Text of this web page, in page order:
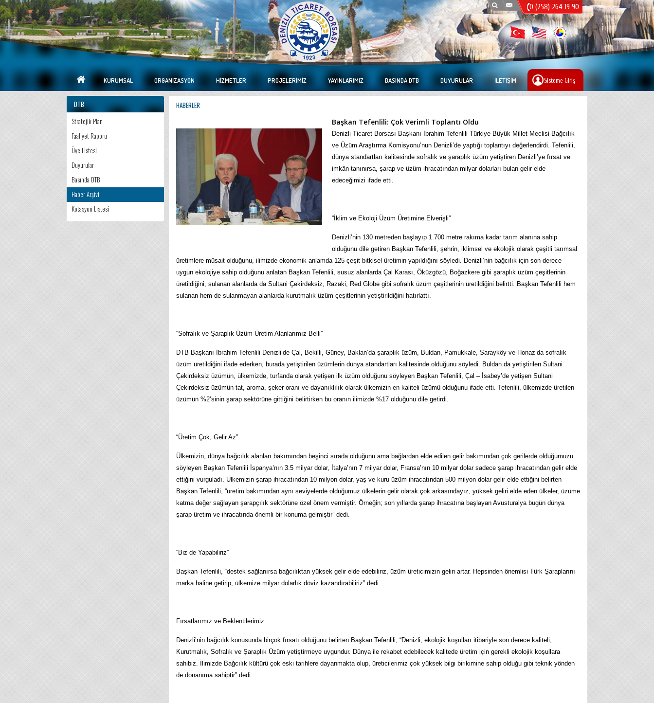
0 (258) 264 19 90
KURUMSAL ORGANIZASYON HIZMETLER PROJELERIMIZ YAYINLARIMIZ BASINDA DTB DUYURULAR İLETIŞIM Sisteme Giriş
DTB
Stratejik Plan
Faaliyet Raporu
Üye Listesi
Duyurular
Basında DTB
Haber Arşivi
Kotasyon Listesi
HABERLER
Başkan Tefenlili: Çok Verimli Toplantı Oldu
Denizli Ticaret Borsası Başkanı İbrahim Tefenlili Türkiye Büyük Millet Meclisi Bağcılık
ve Üzüm Araştırma Komisyonu’nun Denizli’de yaptığı toplantıyı değerlendirdi. Tefenlili,
dünya standartları kalitesinde sofralık ve şaraplık üzüm yetiştiren Denizli’ye fırsat ve
imkân tanınırsa, şarap ve üzüm ihracatından milyar dolarları bulan gelir elde
edeceğimizi ifade etti.
“İklim ve Ekoloji Üzüm Üretimine Elverişli”
Denizli’nin 130 metreden başlayıp 1.700 metre rakıma kadar tarım alanına sahip
olduğunu dile getiren Başkan Tefenlili, şehrin, iklimsel ve ekolojik olarak çeşitli tarımsal
üretimlere müsait olduğunu, ilimizde ekonomik anlamda 125 çeşit bitkisel üretimin yapıldığını söyledi. Denizli’nin bağcılık için son derece
uygun ekolojiye sahip olduğunu anlatan Başkan Tefenlili, susuz alanlarda Çal Karası, Öküzgözü, Boğazkere gibi şaraplık üzüm çeşitlerinin
üretildiğini, sulanan alanlarda da Sultani Çekirdeksiz, Razaki, Red Globe gibi sofralık üzüm çeşitlerinin üretildiğini belirtti. Başkan Tefenlili hem
sulanan hem de sulanmayan alanlarda kurutmalık üzüm çeşitlerinin yetiştirildiğini hatırlattı.
“Sofralık ve Şaraplık Üzüm Üretim Alanlarımız Belli”
DTB Başkanı İbrahim Tefenlili Denizli’de Çal, Bekilli, Güney, Baklan’da şaraplık üzüm, Buldan, Pamukkale, Sarayköy ve Honaz’da sofralık
üzüm üretildiğini ifade ederken, burada yetiştirilen üzümlerin dünya standartları kalitesinde olduğunu söyledi. Buldan da yetiştirilen Sultani
Çekirdeksiz üzümün, ülkemizde, turfanda olarak yetişen ilk üzüm olduğunu söyleyen Başkan Tefenlili, Çal – İsabey’de yetişen Sultani
Çekirdeksiz üzümün tat, aroma, şeker oranı ve dayanıklılık olarak ülkemizin en kaliteli üzümü olduğunu ifade etti. Tefenlili, ülkemizde üretilen
üzümün %2’sinin şarap sektörüne gittiğini belirtirken bu oranın ilimizde %17 olduğunu dile getirdi.
“Üretim Çok, Gelir Az”
Ülkemizin, dünya bağcılık alanları bakımından beşinci sırada olduğunu ama bağlardan elde edilen gelir bakımından çok gerilerde olduğumuzu
söyleyen Başkan Tefenlili İspanya’nın 3.5 milyar dolar, İtalya’nın 7 milyar dolar, Fransa’nın 10 milyar dolar sadece şarap ihracatından gelir elde
ettiğini vurguladı. Ülkemizin şarap ihracatından 10 milyon dolar, yaş ve kuru üzüm ihracatından 500 milyon dolar gelir elde ettiğini belirten
Başkan Tefenlili, “üretim bakımından aynı seviyelerde olduğumuz ülkelerin gelir olarak çok arkasındayız, yüksek geliri elde eden ülkeler, üzüme
katma değer sağlayan şarapçılık sektörüne özel önem vermiştir. Örneğin; son yıllarda şarap ihracatına başlayan Avusturalya bugün dünya
şarap üretim ve ihracatında önemli bir konuma gelmiştir” dedi.
“Biz de Yapabiliriz”
Başkan Tefenlili, “destek sağlanırsa bağcılıktan yüksek gelir elde edebiliriz, üzüm üreticimizin geliri artar. Hepsinden önemlisi Türk Şaraplarını
marka haline getirip, ülkemize milyar dolarlık döviz kazandırabiliriz” dedi.
Fırsatlarımız ve Beklentilerimiz
Denizli’nin bağcılık konusunda birçok fırsatı olduğunu belirten Başkan Tefenlili, “Denizli, ekolojik koşulları itibariyle son derece kaliteli;
Kurutmalık, Sofralık ve Şaraplık Üzüm yetiştirmeye uygundur. Dünya ile rekabet edebilecek kalitede üretim için gerekli ekolojik koşullara
sahibiz. İlimizde Bağcılık kültürü çok eski tarihlere dayanmakta olup, üreticilerimiz çok yüksek bilgi birikimine sahip olduğu gibi teknik yönden
de donanıma sahiptir” dedi.